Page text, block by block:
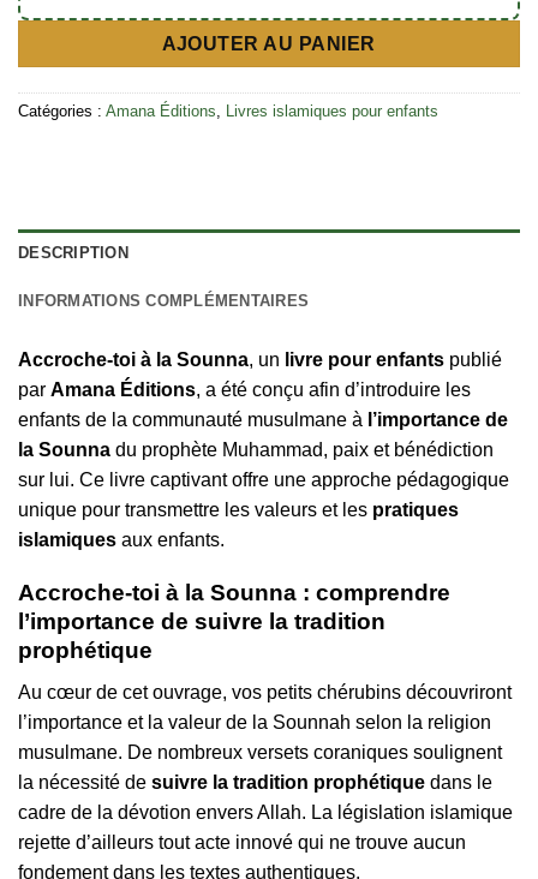
AJOUTER AU PANIER
Catégories : Amana Éditions Livres islamiques pour enfants
DESCRIPTION
INFORMATIONS COMPLÉMENTAIRES
Accroche-toi à la Sounna, un livre pour enfants publié
par Amana Éditions, a été conçu afin d’introduire les
enfants de la communauté musulmane à l’importance de
la Sounna du prophète Muhammad, paix et bénédiction
sur lui. Ce livre captivant offre une approche pédagogique
unique pour transmettre les valeurs et les pratiques
islamiques aux enfants.
Accroche-toi à la Sounna : comprendre
l’importance de suivre la tradition
prophétique
Au cœur de cet ouvrage, vos petits chérubins découvriront
l’importance et la valeur de la Sounnah selon la religion
musulmane. De nombreux versets coraniques soulignent
la nécessité de suivre la tradition prophétique dans le
cadre de la dévotion envers Allah. La législation islamique
rejette d’ailleurs tout acte innové qui ne trouve aucun
fondement dans les textes authentiques.